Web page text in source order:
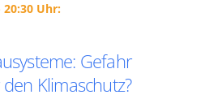
20:30 Uhr:
Gefahr
Klimaschutz?